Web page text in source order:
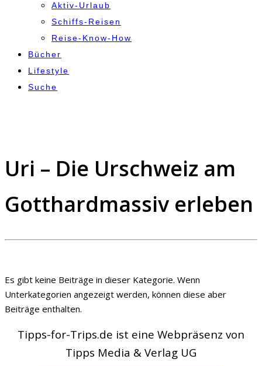
Aktiv-Urlaub
Schiffs-Reisen
Reise-Know-How
Bücher
Lifestyle
Suche
Uri – Die Urschweiz am
Gotthardmassiv erleben
Es gibt keine Beiträge in dieser Kategorie. Wenn
Unterkategorien angezeigt werden, können diese aber
Beiträge enthalten.
Tipps-for-Trips.de ist eine Webpräsenz von
Tipps Media & Verlag UG